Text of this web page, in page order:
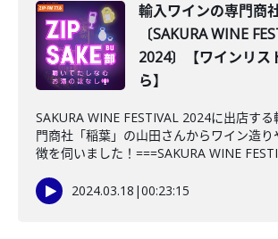
輸入ワインの専門商
〔SAKURA WINE
2024〕【ワインリス
ら】
SAKURA WINE FESTIVAL 2024に出店す
門商社「稲葉」の山田さんからワイン造
徴を伺いました！===SAKURA WINE
2024.03.18 |00:23:15